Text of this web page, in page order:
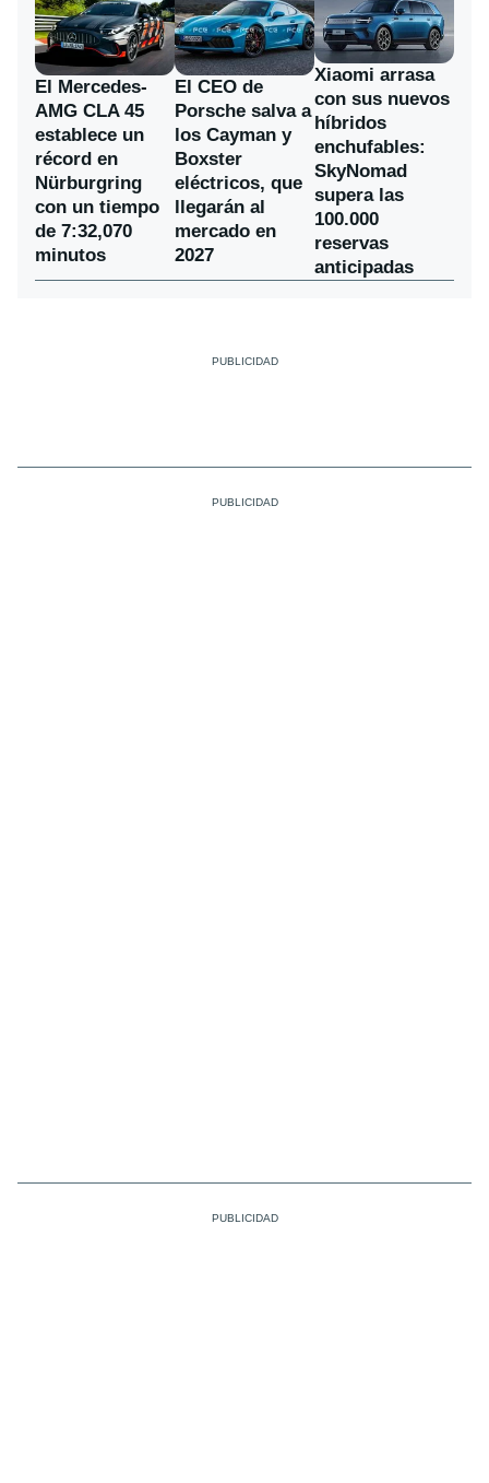
El Mercedes-
AMG CLA 45
establece un
récord en
Nürburgring
con un tiempo
de 7:32,070
minutos
El CEO de
Porsche salva a
los Cayman y
Boxster
eléctricos, que
llegarán al
mercado en
2027
Xiaomi arrasa
con sus nuevos
híbridos
enchufables:
SkyNomad
supera las
100.000
reservas
anticipadas